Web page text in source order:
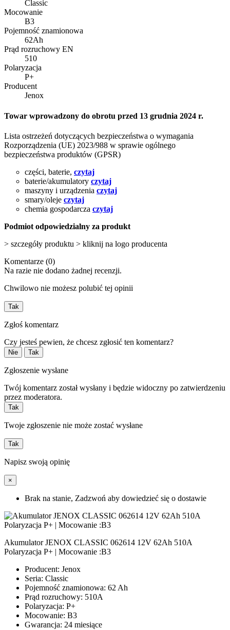
Classic
Mocowanie
B3
Pojemność znamionowa
62Ah
Prąd rozruchowy EN
510
Polaryzacja
P+
Producent
Jenox
Towar wprowadzony do obrotu przed 13 grudnia 2024 r.
Lista ostrzeżeń dotyczących bezpieczeństwa o wymagania
Rozporządzenia (UE) 2023/988 w sprawie ogólnego
bezpieczeństwa produktów (GPSR)
części, baterie, czytaj
baterie/akumulatory czytaj
maszyny i urządzenia czytaj
smary/oleje czytaj
chemia gospodarcza czytaj
Podmiot odpowiedzialny za produkt
> szczegóły produktu > kliknij na logo producenta
Komentarze (0)
Na razie nie dodano żadnej recenzji.
Chwilowo nie możesz polubić tej opinii
Tak
Zgłoś komentarz
Czy jesteś pewien, że chcesz zgłosić ten komentarz?
Nie Tak
Zgłoszenie wysłane
Twój komentarz został wysłany i będzie widoczny po zatwierdzeniu
przez moderatora.
Tak
Twoje zgłoszenie nie może zostać wysłane
Tak
Napisz swoją opinię
×
Brak na stanie, Zadzwoń aby dowiedzieć się o dostawie
Akumulator JENOX CLASSIC 062614 12V 62Ah 510A
Polaryzacja P+ | Mocowanie :B3
Producent: Jenox
Seria: Classic
Pojemność znamionowa: 62 Ah
Prąd rozruchowy: 510A
Polaryzacja: P+
Mocowanie: B3
Gwarancja: 24 miesiące